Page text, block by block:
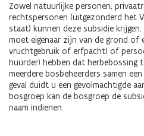
Zowel natuurlijke personen,
rechtspersonen (uitgezonderd het
staat) kunnen deze subsidie
moet eigenaar zijn van de grond of
vruchtgebruik of erfpacht) of
huurder) hebben dat
meerdere bosbeheerders samen
geval duidt u een gevolmachtigde
bosgroep kan de bosgroep de
naam indienen.